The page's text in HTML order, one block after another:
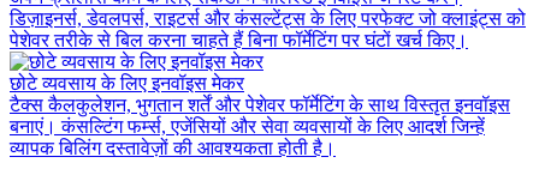
डिज़ाइनर्स, डेवलपर्स, राइटर्स और कंसल्टेंट्स के लिए परफेक्ट जो क्लाइंट्स को
पेशेवर तरीके से बिल करना चाहते हैं बिना फॉर्मेटिंग पर घंटों खर्च किए।
छोटे व्यवसाय के लिए इनवॉइस मेकर
टैक्स कैलकुलेशन, भुगतान शर्तें और पेशेवर फॉर्मेटिंग के साथ विस्तृत इनवॉइस
बनाएं। कंसल्टिंग फर्म्स, एजेंसियों और सेवा व्यवसायों के लिए आदर्श जिन्हें
व्यापक बिलिंग दस्तावेज़ों की आवश्यकता होती है।